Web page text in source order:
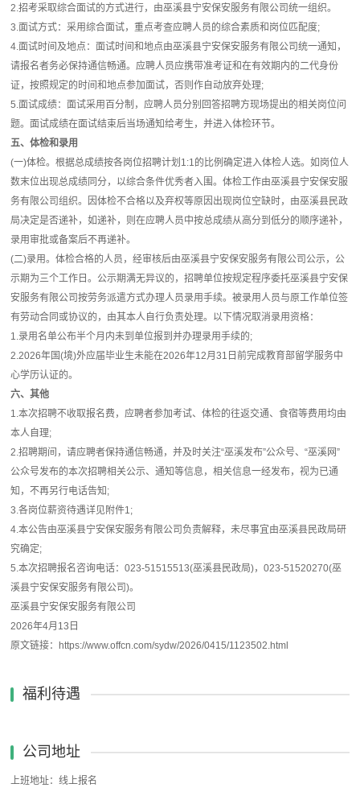
2.招考采取综合面试的方式进行，由巫溪县宁安保安服务有限公司统一组织。
3.面试方式：采用综合面试，重点考查应聘人员的综合素质和岗位匹配度;
4.面试时间及地点：面试时间和地点由巫溪县宁安保安服务有限公司统一通知，
请报名者务必保持通信畅通。应聘人员应携带准考证和在有效期内的二代身份
证，按照规定的时间和地点参加面试，否则作自动放弃处理;
5.面试成绩：面试采用百分制，应聘人员分别回答招聘方现场提出的相关岗位问
题。面试成绩在面试结束后当场通知给考生，并进入体检环节。
五、体检和录用
(一)体检。根据总成绩按各岗位招聘计划1:1的比例确定进入体检人选。如岗位人
数末位出现总成绩同分，以综合条件优秀者入围。体检工作由巫溪县宁安保安服
务有限公司组织。因体检不合格以及弃权等原因出现岗位空缺时，由巫溪县民政
局决定是否递补，如递补，则在应聘人员中按总成绩从高分到低分的顺序递补，
录用审批或备案后不再递补。
(二)录用。体检合格的人员，经审核后由巫溪县宁安保安服务有限公司公示，公
示期为三个工作日。公示期满无异议的，招聘单位按规定程序委托巫溪县宁安保
安服务有限公司按劳务派遣方式办理人员录用手续。被录用人员与原工作单位签
有劳动合同或协议的，由其本人自行负责处理。以下情况取消录用资格：
1.录用名单公布半个月内未到单位报到并办理录用手续的;
2.2026年国(境)外应届毕业生未能在2026年12月31日前完成教育部留学服务中
心学历认证的。
六、其他
1.本次招聘不收取报名费，应聘者参加考试、体检的往返交通、食宿等费用均由
本人自理;
2.招聘期间，请应聘者保持通信畅通，并及时关注“巫溪发布”公众号、“巫溪网”
公众号发布的本次招聘相关公示、通知等信息，相关信息一经发布，视为已通
知，不再另行电话告知;
3.各岗位薪资待遇详见附件1;
4.本公告由巫溪县宁安保安服务有限公司负责解释，未尽事宜由巫溪县民政局研
究确定;
5.本次招聘报名咨询电话：023-51515513(巫溪县民政局)，023-51520270(巫
溪县宁安保安服务有限公司)。
巫溪县宁安保安服务有限公司
2026年4月13日
原文链接：https://www.offcn.com/sydw/2026/0415/1123502.html
福利待遇
公司地址
上班地址：线上报名